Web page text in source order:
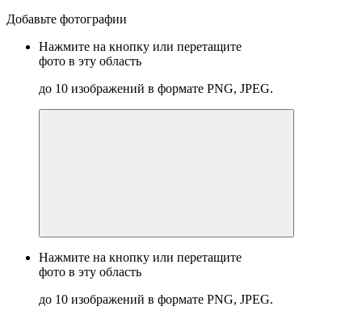
Добавьте фотографии
Нажмите на кнопку или перетащите
фото в эту область
до 10 изображений в формате PNG, JPEG.
Нажмите на кнопку или перетащите
фото в эту область
до 10 изображений в формате PNG, JPEG.